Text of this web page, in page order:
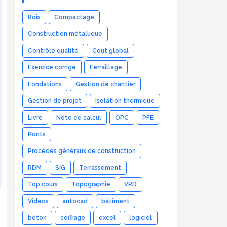
Bois Compactage
Construction métallique
Contrôle qualité Coût global
Exercice corrigé Ferraillage
Fondations Gestion de chantier
Gestion de projet Isolation thermique
Livre Note de calcul OPC PFE
Ponts
Procédés généraux de construction
RDM SIG Terrassement
Top cours Topographie VRD
Vidéos autocad bâtiment
béton coffrage excel logiciel